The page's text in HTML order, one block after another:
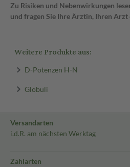
Zu Risiken und Nebenwirkungen
und fragen Sie Ihre Ärztin, Ihren
Weitere Produkte aus:
D-Potenzen H-N
Globuli
Versandarten
i.d.R. am nächsten Werktag
Zahlarten